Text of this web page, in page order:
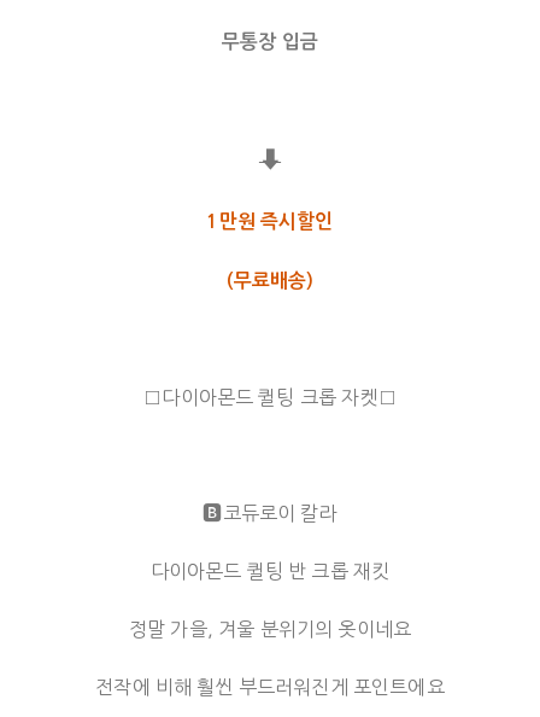
무통장 입금
⬇
1만원 즉시할인
(무료배송)
□다이아몬드 퀼팅 크롭 자켓□
🅱️코듀로이 칼라
다이아몬드 퀼팅 반 크롭 재킷
정말 가을, 겨울 분위기의 옷이네요
전작에 비해 훨씬 부드러워진게 포인트에요